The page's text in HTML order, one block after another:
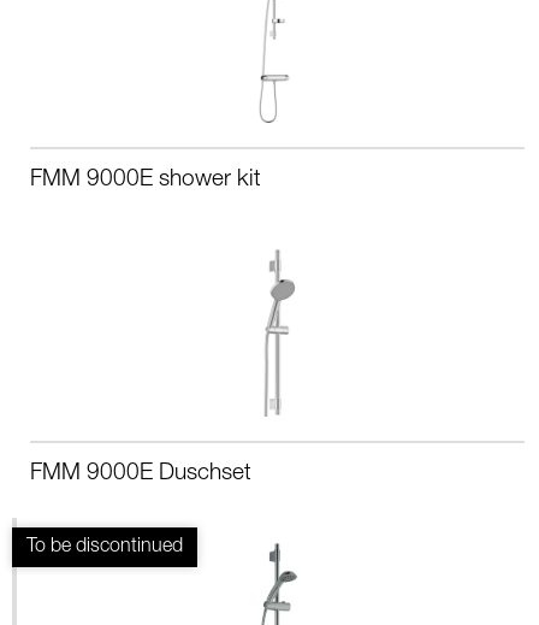
FMM 9000E shower kit
FMM 9000E Duschset